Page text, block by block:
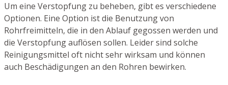
Um eine Verstopfung zu beheben, gibt es verschiedene
Optionen. Eine Option ist die Benutzung von
Rohrfreimitteln, die in den Ablauf gegossen werden und
die Verstopfung auflösen sollen. Leider sind solche
Reinigungsmittel oft nicht sehr wirksam und können
auch Beschädigungen an den Rohren bewirken.